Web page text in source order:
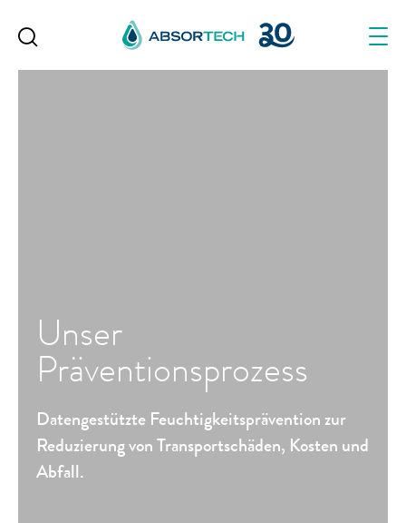
Unser
Präventionsprozess
Datengestützte Feuchtigkeitsprävention zur
Reduzierung von Transportschäden, Kosten und
Abfall.